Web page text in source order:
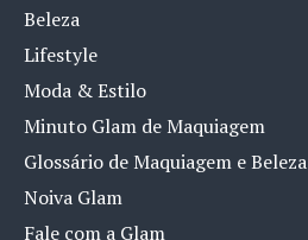
Beleza
Lifestyle
Moda & Estilo
Minuto Glam de Maquiagem
Glossário de Maquiagem e Beleza
Noiva Glam
Fale com a Glam